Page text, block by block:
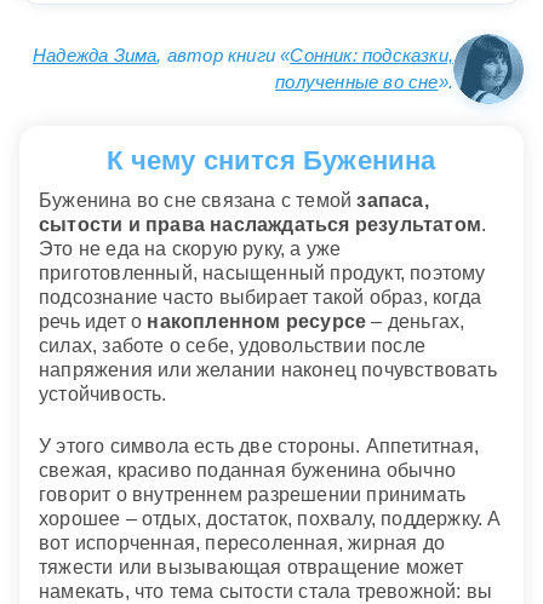
Надежда Зима, автор книги «Сонник: подсказки,
полученные во сне».
К чему снится Буженина
Буженина во сне связана с темойзапаса,
сытости и права наслаждаться результатом.
Это не еда на скорую руку, а уже
приготовленный, насыщенный продукт, поэтому
подсознание часто выбирает такой образ, когда
речь идет о накопленном ресурсе – деньгах,
силах, заботе о себе, удовольствии после
напряжения или желании наконец почувствовать
устойчивость.
У этого символа есть две стороны. Аппетитная,
свежая, красиво поданная буженина обычно
говорит о внутреннем разрешении принимать
хорошее – отдых, достаток, похвалу, поддержку. А
вот испорченная, пересоленная, жирная до
тяжести или вызывающая отвращение может
намекать, что тема сытости стала тревожной: вы